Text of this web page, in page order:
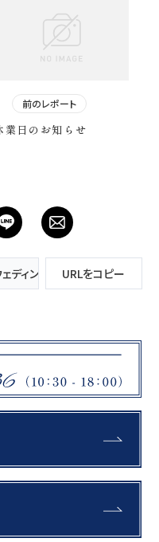
前のレポート
業日のお知らせ
ングフォトって、こんなに楽
URLをコピー